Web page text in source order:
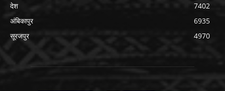
देश
7402
अंबिकापुर
6935
सूरजपुर
4970